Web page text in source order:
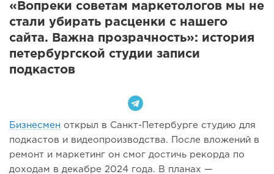
«Вопреки советам маркетологов мы не
стали убирать расценки с нашего
сайта. Важна прозрачность»: история
петербургской студии записи
подкастов
Бизнесмен открыл в Санкт-Петербурге студию для
подкастов и видеопроизводства. После вложений в
ремонт и маркетинг он смог достичь рекорда по
доходам в декабре 2024 года. В планах —